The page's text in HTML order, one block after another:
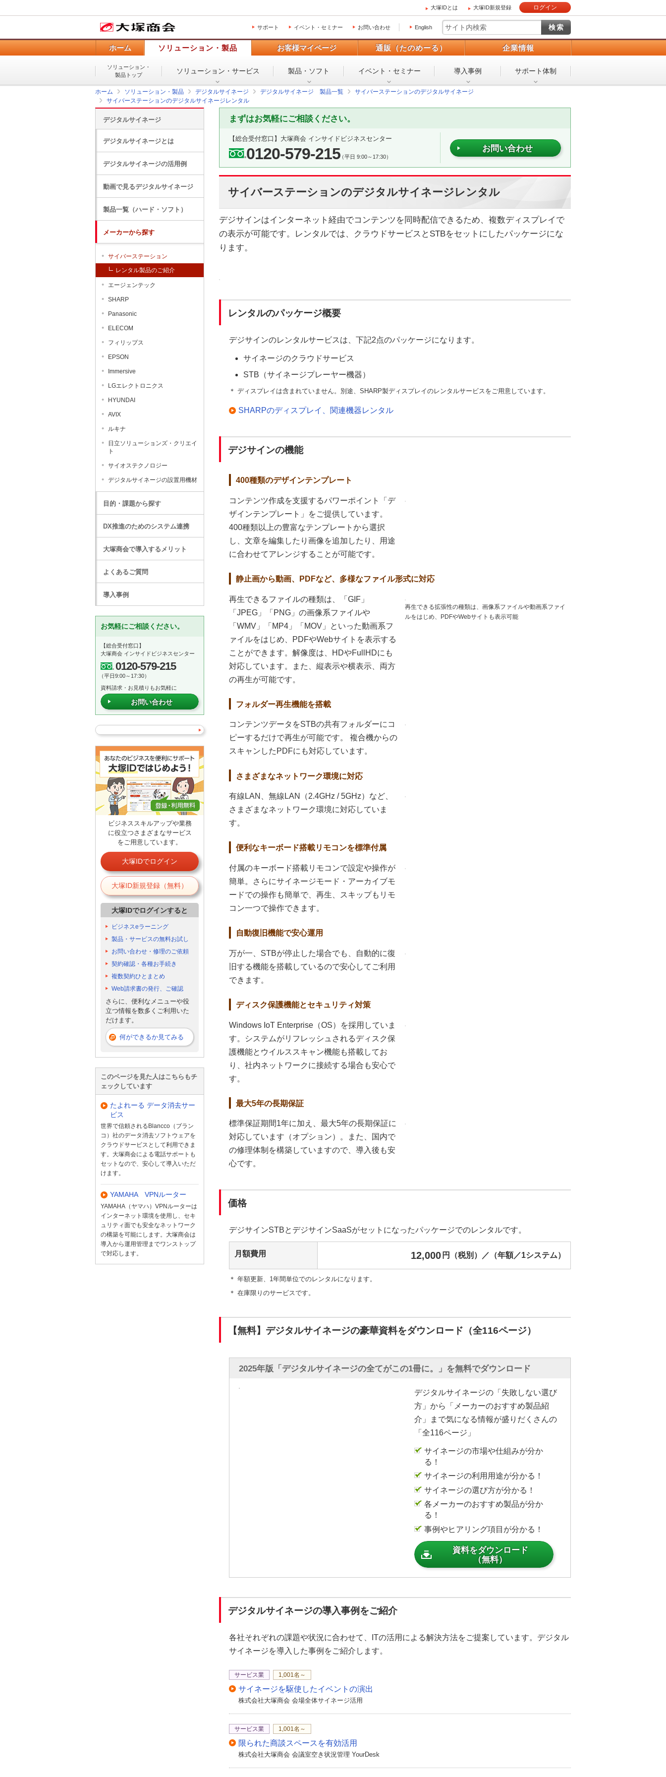
大塚IDとは 大塚ID新規登録 ログイン
サポート イベント・セミナー お問い合わせ English
ホーム ソリューション・製品 お客様マイページ 通販（たのめーる） 企業情報
ソリューション・
製品トップ
ソリューション・ サービス 製品・ソフト イベント・ セミナー 導入事例 サポート体制
ホーム ソリューション・製品 デジタルサイネージ デジタルサイネージ 製品一覧
サイバーステーションのデジタルサイネージ
サイバーステーションのデジタルサイネージレンタル
まずはお気軽にご相談ください。
【総合受付窓口】 大塚商会 インサイドビジネスセンター
0120-579-215（平日 9:00～17:30）
お問い合わせ
サイバーステーションのデジタルサイネージレンタル
デジサインはインターネット経由でコンテンツを同時配信できるため、複数ディスプレイで
の表示が可能です。レンタルでは、クラウドサービスとSTBをセットにしたパッケージにな
ります。
レンタルのパッケージ概要
デジサインのレンタルサービスは、下記2点のパッケージになります。
サイネージのクラウドサービス
STB（サイネージプレーヤー機器）
＊ ディスプレイは含まれていません。別途、SHARP製ディスプレイのレンタルサービスをご用意しています。
SHARPのディスプレイ、関連機器レンタル
デジサインの機能
400種類のデザインテンプレート
コンテンツ作成を支援するパワーポイント「デ
ザインテンプレート」をご提供しています。
400種類以上の豊富なテンプレートから選択
し、文章を編集したり画像を追加したり、用途
に合わせてアレンジすることが可能です。
静止画から動画、PDFなど、多様なファイル形式に対応
再生できるファイルの種類は、「GIF」
「JPEG」「PNG」の画像系ファイルや
「WMV」「MP4」「MOV」といった動画系フ
ァイルをはじめ、PDFやWebサイトを表示する
ことができます。解像度は、HDやFullHDにも
対応しています。また、縦表示や横表示、両方
の再生が可能です。
再生できる拡張性の種類は、画像系ファイルや動画系ファイ
ルをはじめ、PDFやWebサイトも表示可能
フォルダー再生機能を搭載
コンテンツデータをSTBの共有フォルダーにコ
ピーするだけで再生が可能です。 複合機からの
スキャンしたPDFにも対応しています。
さまざまなネットワーク環境に対応
有線LAN、無線LAN（2.4GHz / 5GHz）など、
さまざまなネットワーク環境に対応していま
す。
便利なキーボード搭載リモコンを標準付属
付属のキーボード搭載リモコンで設定や操作が
簡単。さらにサイネージモード・アーカイブモ
ードでの操作も簡単で、再生、スキップもリモ
コン一つで操作できます。
自動復旧機能で安心運用
万が一、STBが停止した場合でも、自動的に復
旧する機能を搭載しているので安心してご利用
できます。
ディスク保護機能とセキュリティ対策
Windows IoT Enterprise（OS）を採用していま
す。システムがリフレッシュされるディスク保
護機能とウイルススキャン機能も搭載してお
り、社内ネットワークに接続する場合も安心で
す。
最大5年の長期保証
標準保証期間1年に加え、最大5年の長期保証に
対応しています（オプション）。また、国内で
の修理体制を構築していますので、導入後も安
心です。
価格
デジサインSTBとデジサインSaaSがセットになったパッケージでのレンタルです。
月額費用 12,000 円（税別）／（年額／1システム）
＊ 年額更新、1年間単位でのレンタルになります。
＊ 在庫限りのサービスです。
【無料】デジタルサイネージの豪華資料をダウンロード（全116ページ）
2025年版「デジタルサイネージの全てがこの1冊に。」を無料でダウンロード
デジタルサイネージの「失敗しない選び
方」から「メーカーのおすすめ製品紹
介」まで気になる情報が盛りだくさんの
「全116ページ」
サイネージの市場や仕組みが分か
る！
サイネージの利用用途が分かる！
サイネージの選び方が分かる！
各メーカーのおすすめ製品が分か
る！
事例やヒアリング項目が分かる！
資料をダウンロード
（無料）
デジタルサイネージの導入事例をご紹介
各社それぞれの課題や状況に合わせて、ITの活用による解決方法をご提案しています。デジタル
サイネージを導入した事例をご紹介します。
サービス業 1,001名～
サイネージを駆使したイベントの演出
株式会社大塚商会 会場全体サイネージ活用
サービス業 1,001名～
限られた商談スペースを有効活用
株式会社大塚商会 会議室空き状況管理 YourDesk
デジタルサイネージ
デジタルサイネージとは
デジタルサイネージの活用例
動画で見るデジタルサイネージ
製品一覧（ハード・ソフト）
メーカーから探す
サイバーステーション
レンタル製品のご紹介
エージェンテック
SHARP
Panasonic
ELECOM
フィリップス
EPSON
Immersive
LGエレクトロニクス
HYUNDAI
AVIX
ルキナ
日立ソリューションズ・クリエイ
ト
サイオステクノロジー
デジタルサイネージの設置用機材
目的・課題から探す
DX推進のためのシステム連携
大塚商会で導入するメリット
よくあるご質問
導入事例
お気軽にご相談ください。
【総合受付窓口】
大塚商会 インサイドビジネスセンター
0120-579-215
（平日9:00～17:30）
資料請求・お見積りもお気軽に
お問い合わせ
ビジネススキルアップや業務
に役立つさまざまなサービス
をご用意しています。
大塚IDでログイン
大塚ID新規登録（無料）
大塚IDでログインすると
ビジネスeラーニング
製品・サービスの無料お試し
お問い合わせ・修理のご依頼
契約確認・各種お手続き
複数契約ひとまとめ
Web請求書の発行、ご確認
さらに、便利なメニューや役
立つ情報を数多くご利用いた
だけます。
何ができるか見てみる
このページを見た人はこちらもチ
ェックしています
たよれーる データ消去サー
ビス
世界で信頼されるBlancco（ブラン
コ）社のデータ消去ソフトウェアを
クラウドサービスとして利用できま
す。大塚商会による電話サポートも
セットなので、安心して導入いただ
けます。
YAMAHA VPNルーター
YAMAHA（ヤマハ）VPNルーターは
インターネット環境を使用し、セキ
ュリティ面でも安全なネットワーク
の構築を可能にします。大塚商会は
導入から運用管理までワンストップ
で対応します。